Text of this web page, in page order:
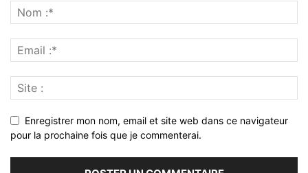
Enregistrer mon nom, email et site web dans ce navigateur
pour la prochaine fois que je commenterai.